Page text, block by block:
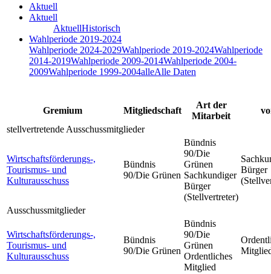
Aktuell
Aktuell
AktuellHistorisch
Wahlperiode 2019-2024
Wahlperiode 2024-2029Wahlperiode 2019-2024Wahlperiode
2014-2019Wahlperiode 2009-2014Wahlperiode 2004-
2009Wahlperiode 1999-2004alleAlle Daten
Gremium Mitgliedschaft
Art der
Mitarbeit
stellvertretende Ausschussmitglieder
Wirtschaftsförderungs-,
Tourismus- und
Kulturausschuss
Bündnis
90/Die Grünen
Bündnis
90/Die
Grünen
Sachkundiger
Bürger
(Stellvertreter)
Bürger
Ausschussmitglieder
Wirtschaftsförderungs-,
Tourismus- und
Kulturausschuss
Bündnis
90/Die Grünen
Bündnis
90/Die
Grünen
Ordentliches
Mitglied